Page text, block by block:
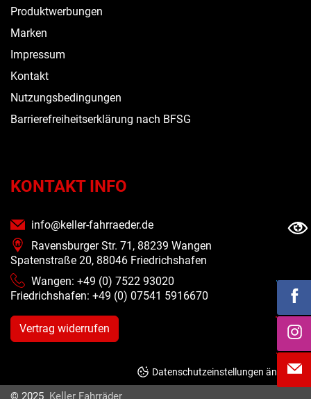
Produktwerbungen
Marken
Impressum
Kontakt
Nutzungsbedingungen
Barrierefreiheitserklärung nach BFSG
KONTAKT INFO
info@keller-fahrraeder.de
Ravensburger Str. 71, 88239 Wangen
Spatenstraße 20, 88046 Friedrichshafen
Wangen: +49 (0) 7522 93020
Friedrichshafen: +49 (0) 07541 5916670
Vertrag widerrufen
Datenschutzeinstellungen ändern
© 2025 Keller Fahrräder